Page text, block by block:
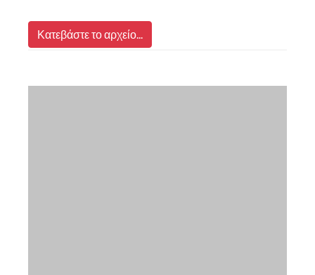
Κατεβάστε το αρχείο...